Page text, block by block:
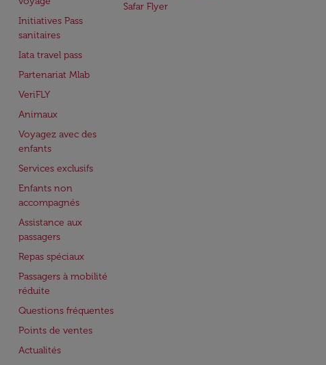
Initiatives Pass
sanitaires
Iata travel pass
Partenariat Mlab
VeriFLY
Animaux
Voyagez avec des
enfants
Services exclusifs
Enfants non
accompagnés
Assistance aux
passagers
Repas spéciaux
Passagers à mobilité
réduite
Questions fréquentes
Points de ventes
Actualités
Safar Flyer